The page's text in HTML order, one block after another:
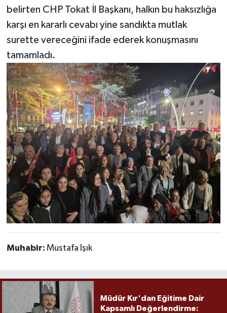
belirten CHP Tokat İl Başkanı, halkın bu haksızlığa
karşı en kararlı cevabı yine sandıkta mutlak
surette vereceğini ifade ederek konuşmasını
tamamladı.
Muhabir: Mustafa Işık
Müdür Kır'dan Eğitime Dair
Kapsamlı Değerlendirme: